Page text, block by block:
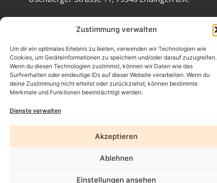
Zustimmung verwalten
Um dir ein optimales Erlebnis zu bieten, verwenden wir Technologien wie
Cookies, um Geräteinformationen zu speichern und/oder darauf zuzugreifen.
Wenn du diesen Technologien zustimmst, können wir Daten wie das
Surfverhalten oder eindeutige IDs auf dieser Website verarbeiten. Wenn du
deine Zustimmung nicht erteilst oder zurückziehst, können bestimmte
Merkmale und Funktionen beeinträchtigt werden.
Dienste verwalten
Akzeptieren
Ablehnen
Einstellungen ansehen
Impressum
Datenschutz
Erklärung zur Barrierefreiheit
AGB